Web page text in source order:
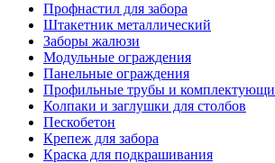
Профнастил для забора
Штакетник металлический
Заборы жалюзи
Модульные ограждения
Панельные ограждения
Профильные трубы и
Колпаки и заглушки для столбов
Пескобетон
Крепеж для забора
Краска для подкрашивания